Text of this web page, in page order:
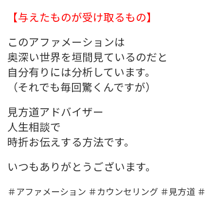
【与えたものが受け取るもの】
このアファメーションは
奥深い世界を垣間見ているのだと
自分有りには分析しています。
（それでも毎回驚くんですが）
見方道アドバイザー
人生相談で
時折お伝えする方法です。
いつもありがとうございます。
＃アファメーション ＃カウンセリング ＃見方道 ＃